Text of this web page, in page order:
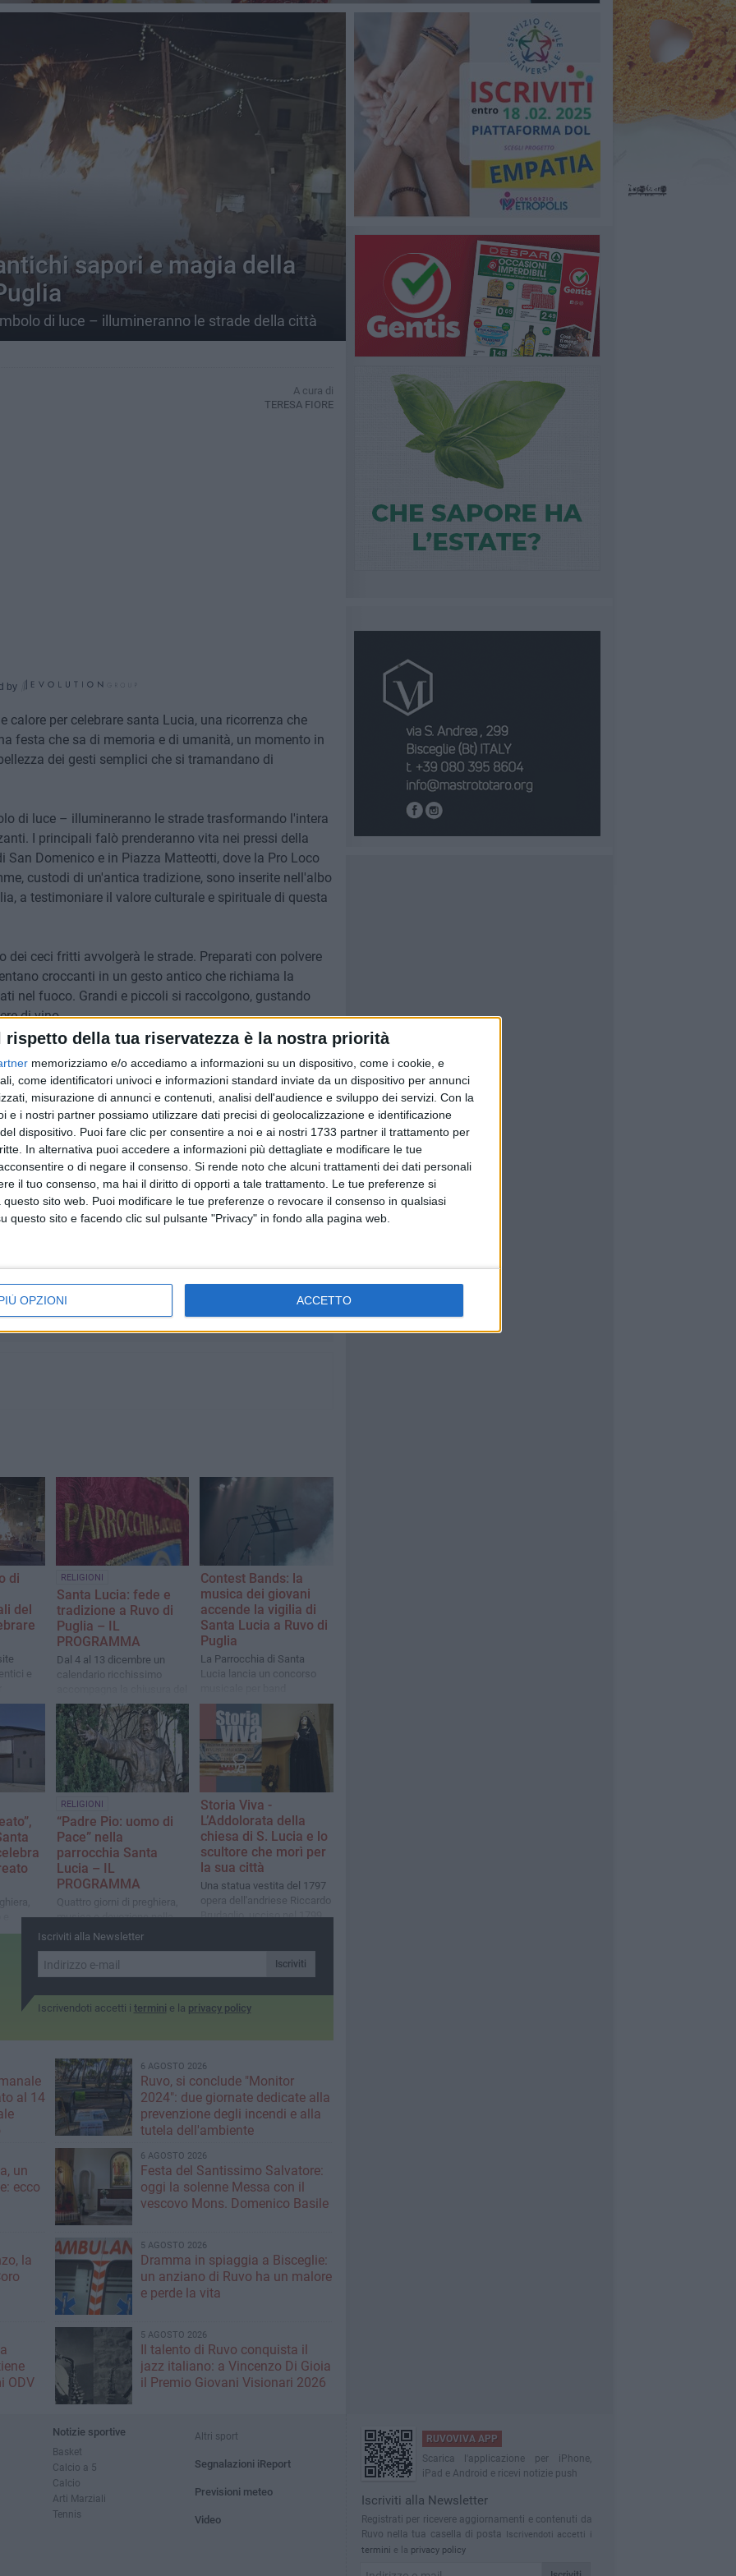
rispetto della tua riservatezza è la nostra priorità
memorizziamo e/o accediamo a informazioni su un dispositivo, come i cookie, e
come identificatori univoci e informazioni standard inviate da un dispositivo per annunci
misurazione di annunci e contenuti, analisi dell'audience e sviluppo dei servizi. Con la
e i nostri partner possiamo utilizzare dati precisi di geolocalizzazione e identificazione
dispositivo. Puoi fare clic per consentire a noi e ai nostri 1733 partner il trattamento per
In alternativa puoi accedere a informazioni più dettagliate e modificare le tue
o di negare il consenso. Si rende noto che alcuni trattamenti dei dati personali
il tuo consenso, ma hai il diritto di opporti a tale trattamento. Le tue preferenze si
sito web. Puoi modificare le tue preferenze o revocare il consenso in qualsiasi
questo sito e facendo clic sul pulsante "Privacy" in fondo alla pagina web.
OPZIONI ACCETTO
sapori e magia della
di luce – illumineranno le strade della città
A cura di
TERESA FIORE
by
calore per celebrare santa Lucia, una ricorrenza che
festa che sa di memoria e di umanità, un momento in
dei gesti semplici che si tramandano di
di luce – illumineranno le strade trasformando l'intera
I principali falò prenderanno vita nei pressi della
San Domenico e in Piazza Matteotti, dove la Pro Loco
custodi di un'antica tradizione, sono inserite nell'albo
a testimoniare il valore culturale e spirituale di questa
ceci fritti avvolgerà le strade. Preparati con polvere
croccanti in un gesto antico che richiama la
nel fuoco. Grandi e piccoli si raccolgono, gustando
di vino.
panzerotti e calzone con gli sponzali, piatti che
legando il passato al presente con sapori che
è calore umano. Tra il canto delle fiamme e il profumo
culturale unico, dove fede e folklore si incontrano
e identità.
Ruvo
"Il viaggio più bello è quello che
cambia il cuore": si conclude il
Campo Scuola della Parrocchia
San Michele Arcangelo
di
del
e
RELIGIONI
Santa Lucia: fede e
tradizione a Ruvo di
Puglia – IL
PROGRAMMA
Dal 4 al 13 dicembre un
calendario ricchissimo
centenario parrocchiale
Contest Bands: la
musica dei giovani
accende la vigilia di
Santa Lucia a Ruvo di
Puglia
La Parrocchia di Santa
Lucia lancia un concorso
emergenti
la
RELIGIONI
“Padre Pio: uomo di
Pace” nella
parrocchia Santa
Lucia – IL
PROGRAMMA
Quattro giorni di preghiera,
musica e devozione nella
chiesa Santa Lucia
Storia Viva -
L’Addolorata della
chiesa di S. Lucia e lo
scultore che morì per
la sua città
Una statua vestita del 1797
opera dell'andriese Riccardo
Brudaglio, ucciso nel 1799
Iscriviti alla Newsletter
Iscriviti
Iscrivendoti accetti i termini e la privacy policy
al 14
6 AGOSTO 2026
Ruvo, si conclude "Monitor
2024": due giornate dedicate alla
prevenzione degli incendi e alla
tutela dell'ambiente
un
ecco
6 AGOSTO 2026
Festa del Santissimo Salvatore:
oggi la solenne Messa con il
vescovo Mons. Domenico Basile
la
5 AGOSTO 2026
Dramma in spiaggia a Bisceglie:
un anziano di Ruvo ha un malore
e perde la vita
ODV
5 AGOSTO 2026
Il talento di Ruvo conquista il
jazz italiano: a Vincenzo Di Gioia
il Premio Giovani Visionari 2026
Notizie sportive
Basket
Calcio a 5
Calcio
Arti Marziali
Tennis
Altri sport
Segnalazioni iReport
Previsioni meteo
Video
RUVOVIVA APP
Scarica l'applicazione per iPhone,
iPad e Android e ricevi notizie push
Iscriviti alla Newsletter
Registrati per ricevere aggiornamenti e contenuti da
Ruvo nella tua casella di posta Iscrivendoti accetti i
termini e la privacy policy